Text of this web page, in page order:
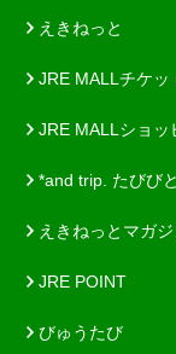
えきねっと
JRE MALLチケッ
JRE MALLショッ
*and trip. たびびと
えきねっとマガジ
JRE POINT
びゅうたび